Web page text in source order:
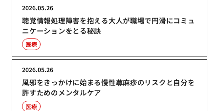
聴覚情報処理障害を抱える大人が職場で円滑にコミュ
ニケーションをとる秘訣
2026.05.26
医療
風邪をきっかけに始まる慢性蕁麻疹のリスクと自分を
許すためのメンタルケア
2026.05.26
医療